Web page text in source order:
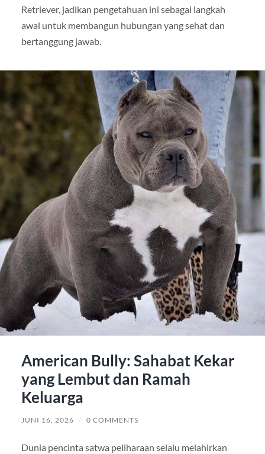
Retriever, jadikan pengetahuan ini sebagai langkah
awal untuk membangun hubungan yang sehat dan
bertanggung jawab.
American Bully: Sahabat Kekar
yang Lembut dan Ramah
Keluarga
JUNI 16, 2026 / 0 COMMENTS
Dunia pencinta satwa peliharaan selalu melahirkan